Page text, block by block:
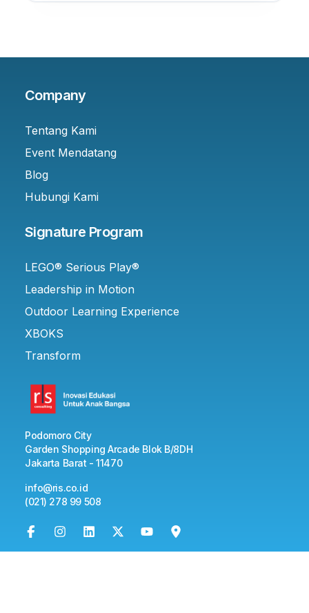
Company
Tentang Kami
Event Mendatang
Blog
Hubungi Kami
Signature Program
LEGO® Serious Play®
Leadership in Motion
Outdoor Learning Experience
XBOKS
Transform
Podomoro City
Garden Shopping Arcade Blok B/8DH
Jakarta Barat - 11470
info@ris.co.id
(021) 278 99 508